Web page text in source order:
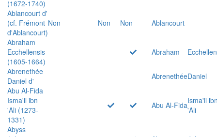
(1672-1740)
Ablancourt d'
(cf. Frémont
d'Ablancourt)
Non Non Non
Ablancourt
Abraham
Ecchellensis
(1605-1664)
Abraham
Abrenethée
Daniel d'
AbrenethéeDaniel
Abu Al-Fida
Isma'il ibn
'Ali (1273-
1331)
Abu Al-FidaIsma'il
'Ali
Abyss